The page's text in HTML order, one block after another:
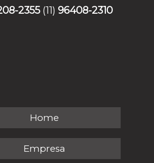
2355 (11) 96408-2310
Home
Empresa